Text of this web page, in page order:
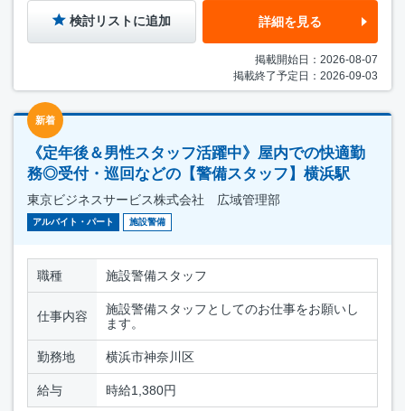
検討リストに追加 詳細を見る
掲載開始日：2026-08-07
掲載終了予定日：2026-09-03
新着
《定年後＆男性スタッフ活躍中》屋内での快適勤
務◎受付・巡回などの【警備スタッフ】横浜駅
東京ビジネスサービス株式会社 広域管理部
アルバイト・パート 施設警備
職種 施設警備スタッフ
仕事内容
施設警備スタッフとしてのお仕事をお願いし
ます。
勤務地 横浜市神奈川区
給与 時給1,380円